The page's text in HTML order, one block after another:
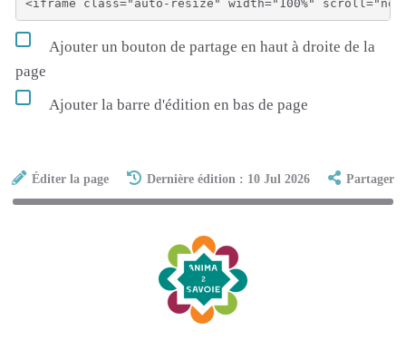
Ajouter un bouton de partage en haut à droite de la
page
Ajouter la barre d'édition en bas de page
Éditer la page Dernière édition : 10 Jul 2026 Partager